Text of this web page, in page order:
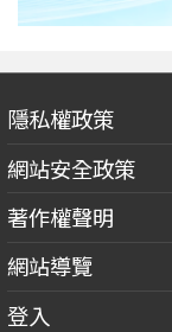
隱私權政策
網站安全政策
著作權聲明
網站導覽
登入